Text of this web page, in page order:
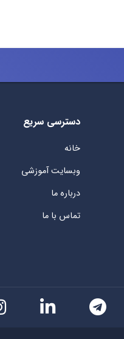
دسترسی سریع
خانه
وبسایت آموزشی
درباره ما
تماس با ما